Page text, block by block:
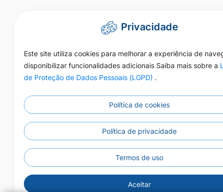
Privacidade
Este site utiliza cookies para melhorar a experiência de
disponibilizar funcionalidades adicionais Saiba mais sobre a
de Proteção de Dados Pessoais (LGPD) .
Política de cookies
Política de privacidade
Termos de uso
Aceitar